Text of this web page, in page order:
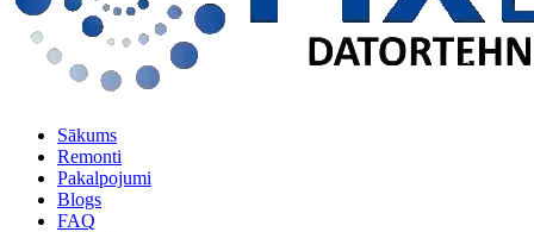
Sākums
Remonti
Pakalpojumi
Blogs
FAQ